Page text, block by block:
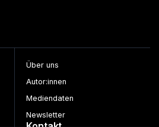
Über uns
Autor:innen
Mediendaten
Newsletter